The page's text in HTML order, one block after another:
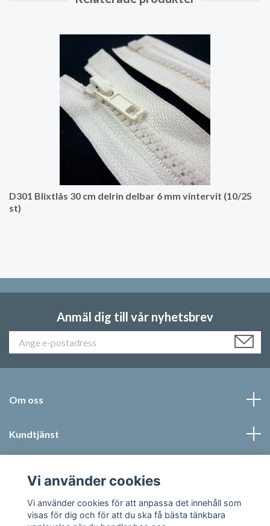
D301 Blixtlås 30 cm delrin delbar 6 mm vintervit (10/25
st)
Anmäl dig till vår nyhetsbrev
Om oss
Kundtjänst
Sociala medier
Vi använder cookies
Vi använder cookies för att anpassa det innehåll som
visas för dig och för att du ska få bästa tänkbara